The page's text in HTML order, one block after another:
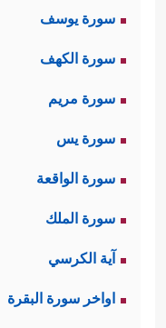
سورة يوسف
سورة الكهف
سورة مريم
سورة يس
سورة الواقعة
سورة الملك
آية الكرسي
اواخر سورة البقرة